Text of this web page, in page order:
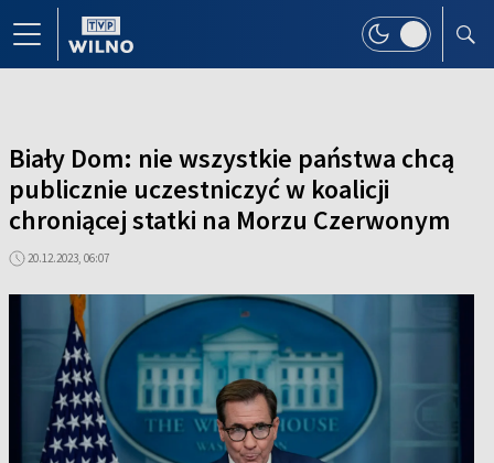
Biały Dom: nie wszystkie państwa chcą
publicznie uczestniczyć w koalicji
chroniącej statki na Morzu Czerwonym
20.12.2023, 06:07